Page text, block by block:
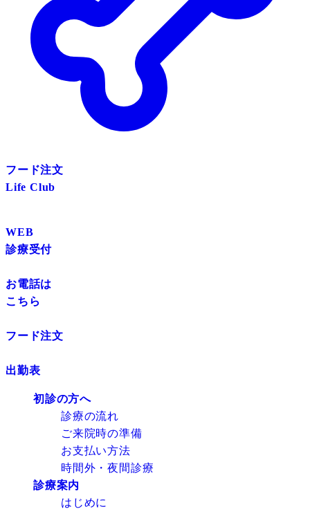
フード注文
Life Club
WEB
診療受付
お電話は
こちら
フード注文
出勤表
初診の方へ
診療の流れ
ご来院時の準備
お支払い方法
時間外・夜間診療
診療案内
はじめに